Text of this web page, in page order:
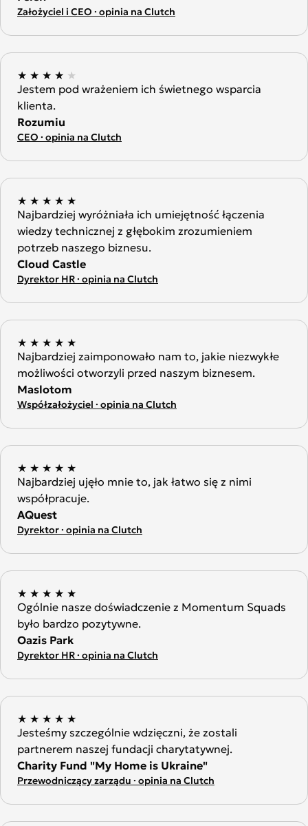
Założyciel i CEO · opinia na Clutch
★ ★ ★ ★ ★
Jestem pod wrażeniem ich świetnego wsparcia
klienta.
Rozumiu
CEO · opinia na Clutch
★ ★ ★ ★ ★
Najbardziej wyróżniała ich umiejętność łączenia
wiedzy technicznej z głębokim zrozumieniem
potrzeb naszego biznesu.
Cloud Castle
Dyrektor HR · opinia na Clutch
★ ★ ★ ★ ★
Najbardziej zaimponowało nam to, jakie niezwykłe
możliwości otworzyli przed naszym biznesem.
Maslotom
Współzałożyciel · opinia na Clutch
★ ★ ★ ★ ★
Najbardziej ujęło mnie to, jak łatwo się z nimi
współpracuje.
AQuest
Dyrektor · opinia na Clutch
★ ★ ★ ★ ★
Ogólnie nasze doświadczenie z Momentum Squads
było bardzo pozytywne.
Oazis Park
Dyrektor HR · opinia na Clutch
★ ★ ★ ★ ★
Jesteśmy szczególnie wdzięczni, że zostali
partnerem naszej fundacji charytatywnej.
Charity Fund "My Home is Ukraine"
Przewodniczący zarządu · opinia na Clutch